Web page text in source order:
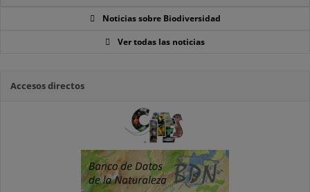
Noticias sobre Biodiversidad
Ver todas las noticias
Accesos directos